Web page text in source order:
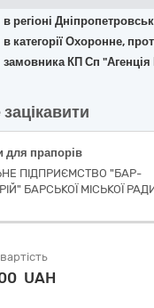
в регіоні
в категорії Охоронне,
замовника КП Сп
для прапорів
ПІДПРИЄМСТВО "БАР-
БАРСЬКОЇ МІСЬКОЇ
UAH